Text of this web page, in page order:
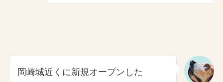
岡崎城近くに新規オープンした